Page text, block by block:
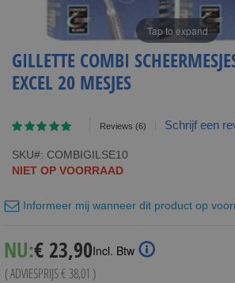
Tap to expand
GILLETTE COMBI
EXCEL 20 MESJES
Waardering:
Reviews (6) Schrijf een
SKU
COMBIGILSE10
NIET OP VOORRAAD
Informeer mij wanneer dit product op
NU: Special
Price
€ 23,90Incl. Btw
( ADVIESPRIJS€ 38,01 )